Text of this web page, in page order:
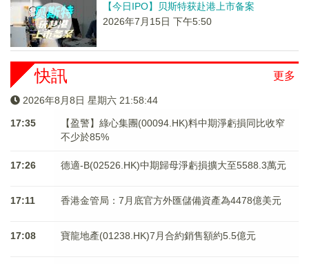
【今日IPO】贝斯特获赴港上市备案
2026年7月15日 下午5:50
更多
快訊
2026年8月8日 星期六 21:58:45
17:35
【盈警】綠心集團(00094.HK)料中期淨虧損同比收窄
不少於85%
17:26 德適-B(02526.HK)中期歸母淨虧損擴大至5588.3萬元
17:11 香港金管局：7月底官方外匯儲備資產為4478億美元
17:08 寶龍地產(01238.HK)7月合約銷售額約5.5億元